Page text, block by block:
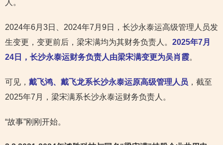
人。
2024年6月3日、2024年7月9日，长沙永泰运高级管理人员发
生变更，变更前后，梁宋满均为其财务负责人。 2025年7月
24日，长沙永泰运财务负责人由梁宋满变更为吴肖霞。
可见， 戴飞鸿、戴飞龙系长沙永泰运原高级管理人员 ，截至
2025年7月，梁宋满系长沙永泰运财务负责人。
“故事”刚刚开始。